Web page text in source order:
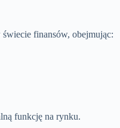
finansów, obejmując:
funkcję na rynku.